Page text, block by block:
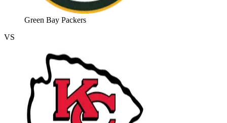
Green Bay Packers
VS